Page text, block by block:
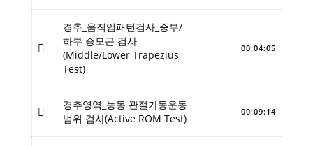
경추_움직임패턴검사_중부/
하부 승모근 검사
(Middle/Lower Trapezius
Test)
00:04:05
경추영역_능동 관절가동운동
범위 검사(Active ROM Test)
00:09:14